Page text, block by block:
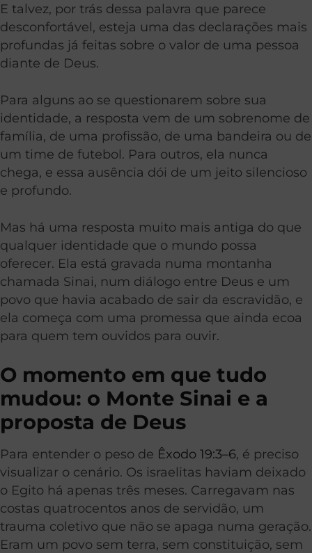
E talvez, por trás dessa palavra que parece
desconfortável, esteja uma das declarações mais
profundas já feitas sobre o valor de uma pessoa
diante de Deus.
Para alguns ao se questionarem sobre sua
identidade, a resposta vem de um sobrenome de
família, de uma profissão, de uma bandeira ou de
um time de futebol. Para outros, ela nunca
chega, e essa ausência dói de um jeito silencioso
e profundo.
Mas há uma resposta muito mais antiga do que
qualquer identidade que o mundo possa
oferecer. Ela está gravada numa montanha
chamada Sinai, num diálogo entre Deus e um
povo que havia acabado de sair da escravidão, e
ela começa com uma promessa que ainda ecoa
para quem tem ouvidos para ouvir.
O momento em que tudo
mudou: o Monte Sinai e a
proposta de Deus
Para entender o peso de Êxodo 19:3–6, é preciso
visualizar o cenário. Os israelitas haviam deixado
o Egito há apenas três meses. Carregavam nas
costas quatrocentos anos de servidão, um
trauma coletivo que não se apaga numa geração.
Eram um povo sem terra, sem constituição, sem